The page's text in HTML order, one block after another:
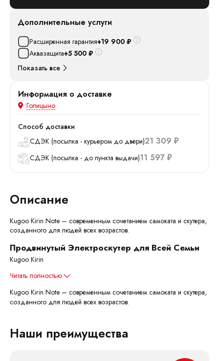
Дополнительные услуги
Расширенная гарантия+19 900 ₽
Аквазащита+5 500 ₽
Показать все
Информация о доставке
Голицыно
Способ доставки
СДЭК (посылка - курьером до двери)21 309 ₽
СДЭК (посылка - до пункта выдачи)11 597 ₽
Описание
Kugoo Kirin Note – современным сочетанием самоката и скутера,
созданного для людей всех возрастов.
Продвинутый Электроскутер для Всей Семьи
Kugoo Kirin
Читать полностью
Kugoo Kirin Note – современным сочетанием самоката и скутера,
созданного для людей всех возрастов.
Наши преимущества